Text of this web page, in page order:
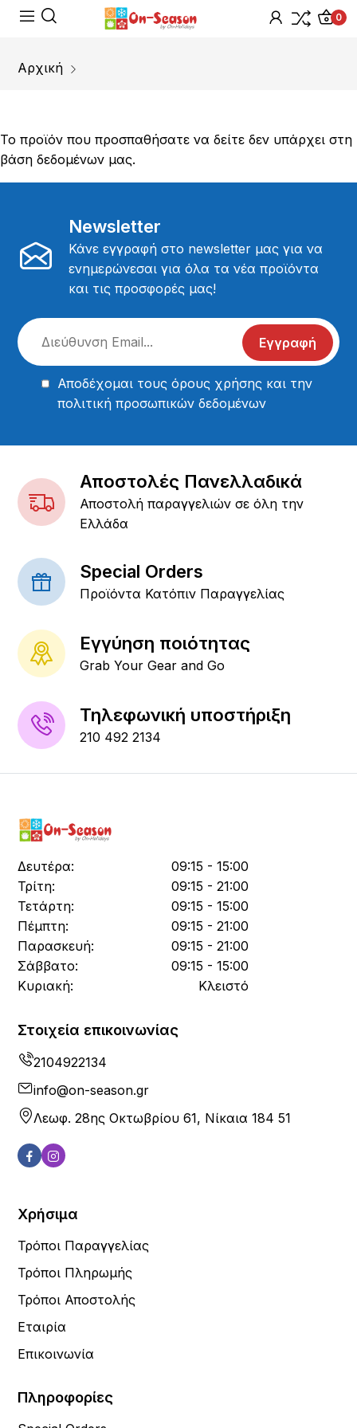
0
Αρχική
Το προϊόν που προσπαθήσατε να δείτε δεν υπάρχει στη
βάση δεδομένων μας.
Newsletter
Κάνε εγγραφή στο newsletter μας για να
ενημερώνεσαι για όλα τα νέα προϊόντα
και τις προσφορές μας!
Εγγραφή
Αποδέχομαι τουςόρους χρήσης και την
πολιτική προσωπικών δεδομένων
Αποστολές Πανελλαδικά
Αποστολή παραγγελιών σε όλη την
Ελλάδα
Special Orders
Προϊόντα Κατόπιν Παραγγελίας
Εγγύηση ποιότητας
Grab Your Gear and Go
Τηλεφωνική υποστήριξη
210 492 2134
Δευτέρα:
09:15 - 15:00
Τρίτη:
09:15 - 21:00
Τετάρτη:
09:15 - 15:00
Πέμπτη:
09:15 - 21:00
Παρασκευή:
09:15 - 21:00
Σάββατο:
09:15 - 15:00
Κυριακή:
Κλειστό
Στοιχεία επικοινωνίας
2104922134
info@on-season.gr
Λεωφ. 28ης Οκτωβρίου 61, Νίκαια 184 51
Χρήσιμα
Τρόποι Παραγγελίας
Τρόποι Πληρωμής
Τρόποι Αποστολής
Εταιρία
Επικοινωνία
Πληροφορίες